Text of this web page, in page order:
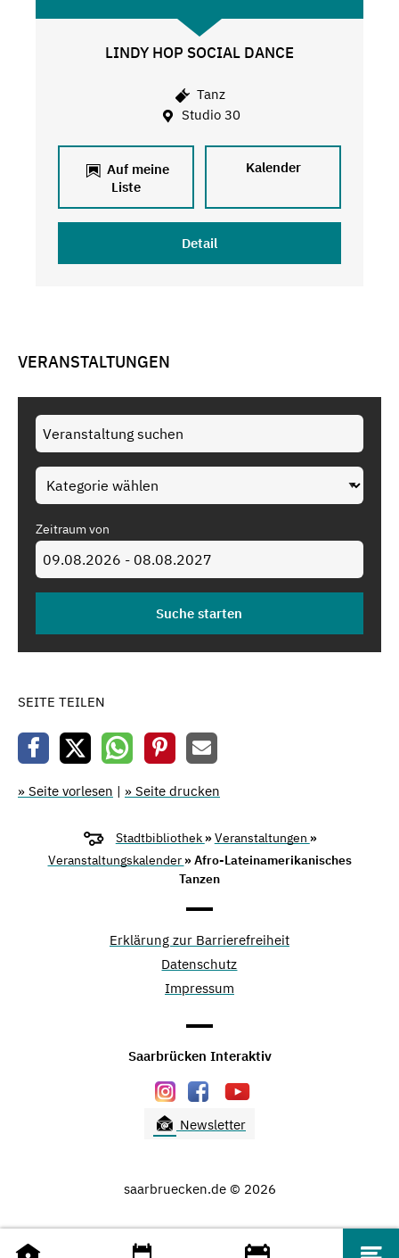
LINDY HOP SOCIAL DANCE
Tanz
Studio 30
Auf meine
Liste
Kalender
Detail
VERANSTALTUNGEN
Zeitraum von
SEITE TEILEN
» Seite vorlesen | » Seite drucken
Stadtbibliothek »Veranstaltungen »
Veranstaltungskalender » Afro-Lateinamerikanisches
Tanzen
Erklärung zur Barrierefreiheit
Datenschutz
Impressum
Saarbrücken Interaktiv
Newsletter
saarbruecken.de © 2026